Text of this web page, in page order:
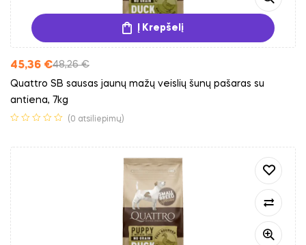
Į Krepšelį
48,26€
45,36 €
Quattro SB sausas jaunų mažų veislių šunų pašaras su
antiena, 7kg
(0 atsiliepimų)